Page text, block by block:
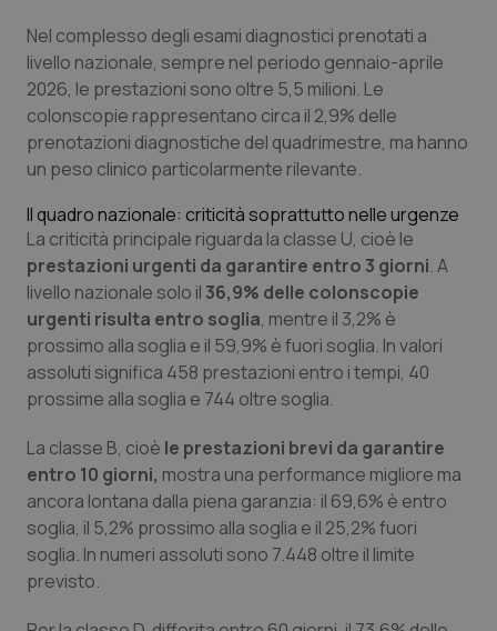
Umbria
Valle D’Aosta
Oftalmologia
Oncodermatologia
Oncologia & Nutrizione
Psoriasi & pelle
Quotidiano Cardiologia
Quotidiano Oncologia
Quotidiano Pediatria
Nel complesso degli esami diagnostici prenotati a
livello nazionale, sempre nel periodo gennaio-aprile
2026, le prestazioni sono oltre 5,5 milioni. Le
colonscopie rappresentano circa il 2,9% delle
prenotazioni diagnostiche del quadrimestre, ma hanno
un peso clinico particolarmente rilevante.
Il quadro nazionale: criticità soprattutto nelle urgenze
La criticità principale riguarda la classe U, cioè le
prestazioni urgenti da garantire entro 3 giorni. A
livello nazionale solo il 36,9% delle colonscopie
urgenti risulta entro soglia, mentre il 3,2% è
prossimo alla soglia e il 59,9% è fuori soglia. In valori
assoluti significa 458 prestazioni entro i tempi, 40
prossime alla soglia e 744 oltre soglia.
La classe B, cioè le prestazioni brevi da garantire
entro 10 giorni, mostra una performance migliore ma
ancora lontana dalla piena garanzia: il 69,6% è entro
soglia, il 5,2% prossimo alla soglia e il 25,2% fuori
soglia. In numeri assoluti sono 7.448 oltre il limite
previsto.